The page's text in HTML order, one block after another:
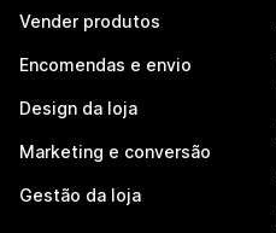
Vender produtos
Encomendas e envio
Design da loja
Marketing e conversão
Gestão da loja